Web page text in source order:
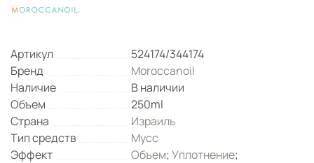
Артикул
524174/344174
Бренд
Moroccanoil
Наличие
В наличии
Объем
250ml
Страна
Израиль
Тип средств
Мусс
Эффект
Объем;Уплотнение;